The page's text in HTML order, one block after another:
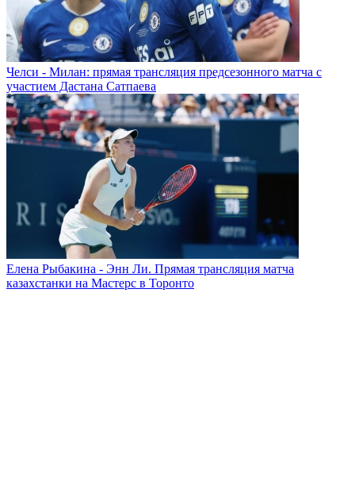
Челси - Милан: прямая трансляция предсезонного матча с
участием Дастана Сатпаева
Елена Рыбакина - Энн Ли. Прямая трансляция матча
казахстанки на Мастерс в Торонто